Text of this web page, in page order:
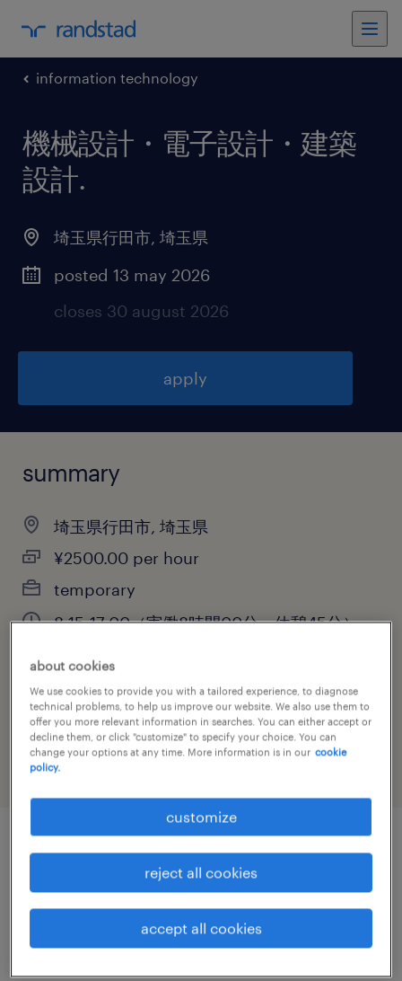
information technology
機械設計・電子設計・建築
設計.
埼玉県行田市, 埼玉県
posted 13 may 2026
closes 30 august 2026
apply
summary
埼玉県行田市, 埼玉県
¥2500.00 per hour
temporary
8:15-17:00（実働8時間00分・休憩45分）
job category
information technology
job details
機械設計・電子設計・建築設計
about cookies
We use cookies to provide you with a tailored experience, to diagnose
technical problems, to help us improve our website. We also use them to
offer you more relevant information in searches. You can either accept or
decline them, or click "customize" to specify your choice. You can
change your options at any time. More information is in our cookie
policy.
customize
reject all cookies
accept all cookies